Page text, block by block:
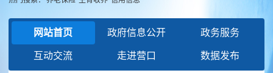
网站首页 政府信息公开 政务服务
互动交流 走进营口 数据发布